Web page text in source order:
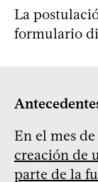
La
formulario
En el mes
creación de
parte de la